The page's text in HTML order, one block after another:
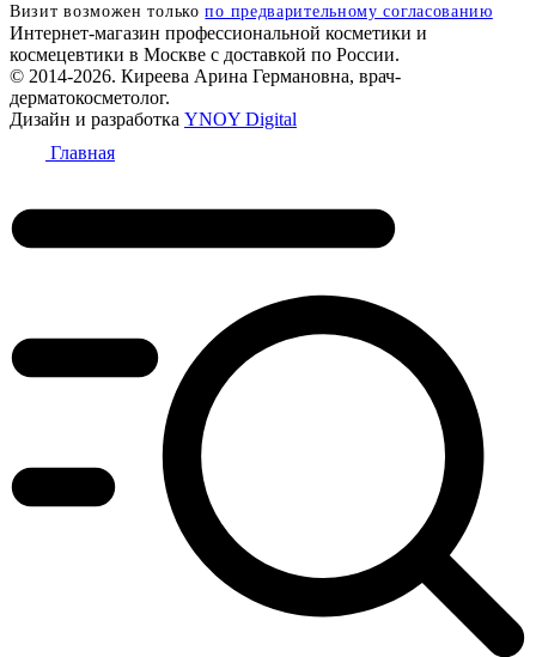
Визит возможен толькопо предварительному согласованию
Интернет-магазин профессиональной косметики и
космецевтики в Москве с доставкой по России.
© 2014-2026. Киреева Арина Германовна, врач-
дерматокосметолог.
Дизайн и разработка YNOY Digital
Главная